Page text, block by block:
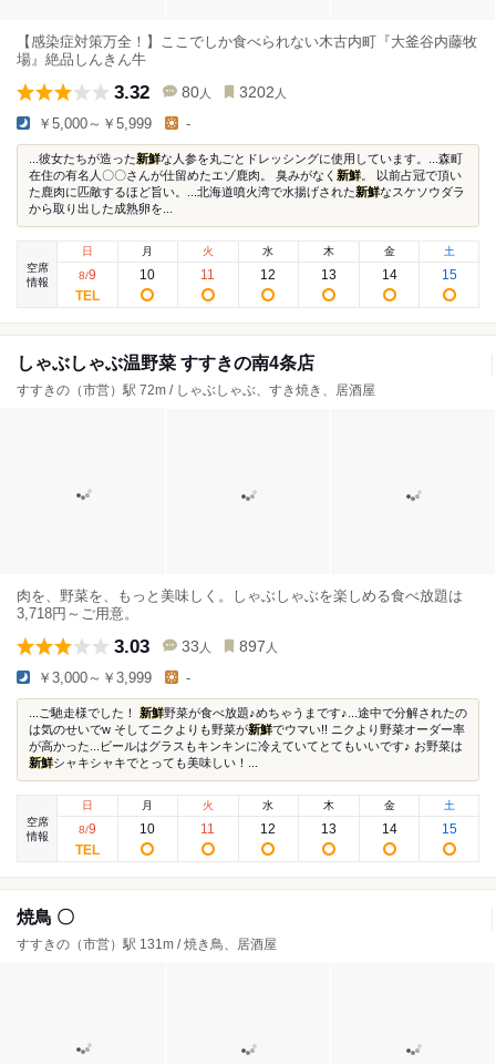
【感染症対策万全！】ここでしか食べられない木古内町『大釜谷内藤牧
場』絶品しんきん牛
3.32 80 人 3202 人
￥5,000～￥5,999 -
...彼女たちが造った新鮮な人参を丸ごとドレッシングに使用しています。...森町
在住の有名人〇〇さんが仕留めたエゾ鹿肉。 臭みがなく 新鮮 。 以前占冠で頂い
た鹿肉に匹敵するほど旨い。...北海道噴火湾で水揚げされた新鮮なスケソウダラ
から取り出した成熟卵を...
空席
情報
日
8/9
月
10
火
11
水
12
木
13
金
14
土
15
しゃぶしゃぶ温野菜 すすきの南4条店
すすきの（市営）駅 72m / しゃぶしゃぶ、すき焼き、居酒屋
肉を、野菜を、もっと美味しく。しゃぶしゃぶを楽しめる食べ放題は
3,718円～ご用意。
3.03 33 人 897 人
￥3,000～￥3,999 -
...ご馳走様でした！ 新鮮野菜が食べ放題♪めちゃうまです♪...途中で分解されたの
は気のせいでw そしてニクよりも野菜が新鮮でウマい!! ニクより野菜オーダー率
が高かった...ビールはグラスもキンキンに冷えていてとてもいいです♪ お野菜は
新鮮シャキシャキでとっても美味しい！...
空席
情報
日
8/9
月
10
火
11
水
12
木
13
金
14
土
15
焼鳥 〇
すすきの（市営）駅 131m / 焼き鳥、居酒屋